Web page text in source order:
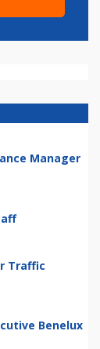
Manager
Traffic
Benelux